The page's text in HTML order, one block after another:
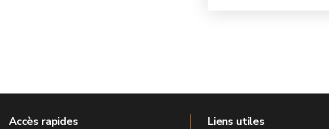
Accès rapides Liens utiles